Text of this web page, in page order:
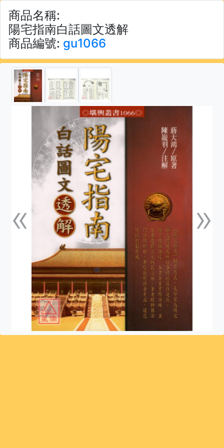
商品名稱:
陽宅指南白話圖文透解
商品編號: gu1066
«上一張 »下一